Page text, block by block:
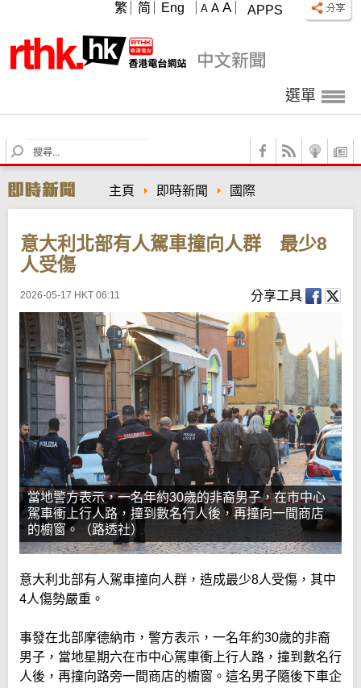
APPS
A A A
繁 简 Eng
選單
S
e
r
c
主頁 即時新聞 國際
意大利北部有人駕車撞向人群 最少8
人受傷
2026-05-17 HKT 06:11 分享工具
當地警方表示，一名年約30歲的非裔男子，在市中心
駕車衝上行人路，撞到數名行人後，再撞向一間商店
的櫥窗。（路透社）
意大利北部有人駕車撞向人群，造成最少8人受傷，其中
4人傷勢嚴重。
事發在北部摩德納市，警方表示，一名年約30歲的非裔
男子，當地星期六在市中心駕車衝上行人路，撞到數名行
人後，再撞向路旁一間商店的櫥窗。這名男子隨後下車企